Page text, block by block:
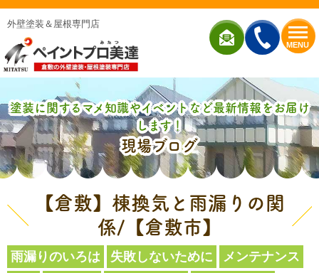
MENU
外壁塗装＆屋根専門店
塗装に関するマメ知識やイベントなど最新情報をお届け
します！
現場ブログ
【倉敷】棟換気と雨漏りの関
係/【倉敷市】
雨漏りのいろは 失敗しないために
メンテナンス